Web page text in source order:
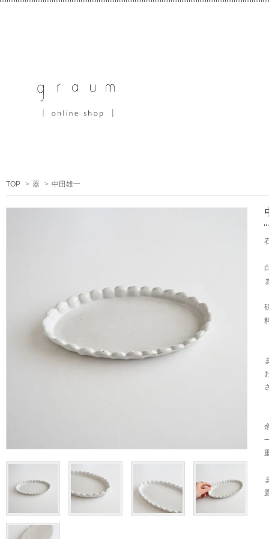
TOP > 器 > 中田雄一